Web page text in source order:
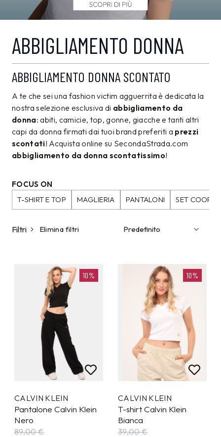
ABBIGLIAMENTO DONNA
ABBIGLIAMENTO DONNA SCONTATO
A te che sei una fashion victim agguerrita è dedicata la
nostra selezione esclusiva di abbigliamento da
donna: abiti, camicie, top, gonne, giacche e tanti altri
capi da donna firmati dai tuoi brand preferiti a prezzi
scontati! Acquista online su SecondaStrada.com
abbigliamento da donna scontatissimo!
FOCUS ON
T-SHIRT E TOP
MAGLIERIA PANTALONI SET
Filtri Elimina filtri
10%
CALVIN KLEIN
Pantalone Calvin Klein
Nero
89,00 €
10%
CALVIN KLEIN
T-shirt Calvin Klein
Bianca
39,00 €